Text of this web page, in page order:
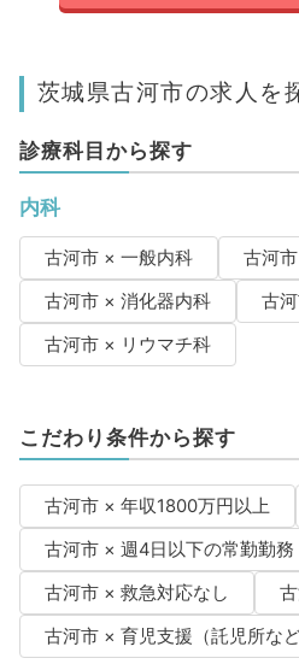
茨城県古河市の求人を
診療科目から探す
内科
古河市 × 一般内科
古河
古河市 × 消化器内科
古
古河市 × リウマチ科
こだわり条件から探す
古河市 × 年収1800万円以上
古河市 × 週4日以下の常勤勤務
古河市 × 救急対応なし
古河市 × 育児支援（託児所など